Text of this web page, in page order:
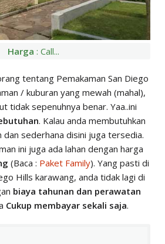
Harga : Call...
tentang Pemakaman San Diego
/ kuburan yang mewah (mahal),
tidak sepenuhnya benar. Yaa..ini
. Kalau anda membutuhkan
dan sederhana disini juga tersedia.
ini juga ada lahan dengan harga
(Baca : Paket Family). Yang pasti di
Hills karawang, anda tidak lagi di
biaya tahunan dan perawatan
Cukup membayar sekali saja.